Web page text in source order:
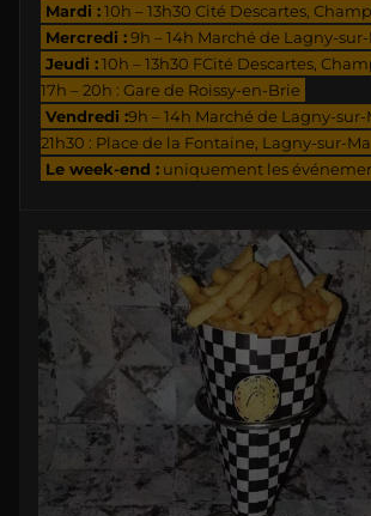
Mardi :10h – 13h30 Cité Descartes,
Mercredi :9h – 14h Marché de Lagny-
Jeudi :10h – 13h30 FCité Descartes,
17h – 20h : Gare de Roissy-en-Brie
Vendredi :9h – 14h Marché de Lagny-sur-
21h30 : Place de la Fontaine, Lagny-sur-
Le week-end : uniquement les